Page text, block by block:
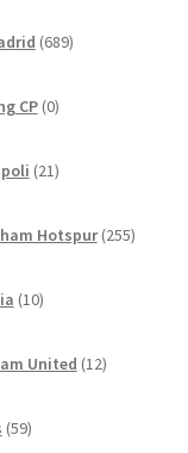
689izdelkov
CP 0izdelkov
21izdelkov
Hotspur 255
10izdelkov
United 12izdelkov
59izdelkov